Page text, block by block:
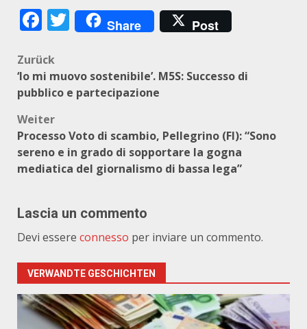
Facebook
Twitter
Share Post
Beitragsnavigation
Zurück
‘Io mi muovo sostenibile’. M5S: Successo di
pubblico e partecipazione
Weiter
Processo Voto di scambio, Pellegrino (FI): “Sono
sereno e in grado di sopportare la gogna
mediatica del giornalismo di bassa lega”
Lascia un commento
Devi essere connesso per inviare un commento.
VERWANDTE GESCHICHTEN